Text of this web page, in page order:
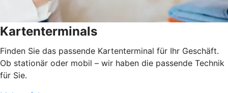
Kartenterminals
Finden Sie das passende Kartenterminal für Ihr Geschäft.
Ob stationär oder mobil – wir haben die passende Technik
für Sie.